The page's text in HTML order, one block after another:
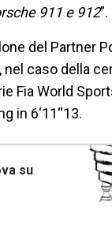
911 e 912”.
del Partner
caso della
Fia World
in 6‘11“13.
su